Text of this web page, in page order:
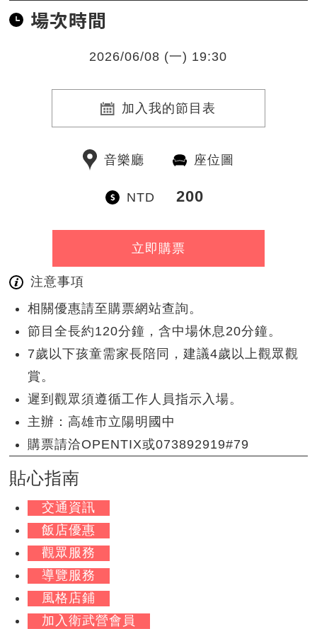
場次時間
2026/06/08 (一) 19:30
加入我的節目表
音樂廳 座位圖
NTD 200
立即購票
注意事項
相關優惠請至購票網站查詢。
節目全長約120分鐘，含中場休息20分鐘。
7歲以下孩童需家長陪同，建議4歲以上觀眾觀
賞。
遲到觀眾須遵循工作人員指示入場。
主辦：高雄市立陽明國中
購票請洽OPENTIX或073892919#79
貼心指南
交通資訊
飯店優惠
觀眾服務
導覽服務
風格店鋪
加入衛武營會員